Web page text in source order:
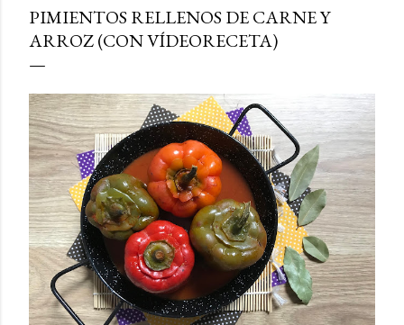
PIMIENTOS RELLENOS DE CARNE Y
ARROZ (CON VÍDEORECETA)